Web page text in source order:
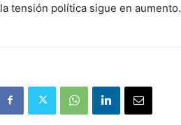
tensión política sigue en aumento.